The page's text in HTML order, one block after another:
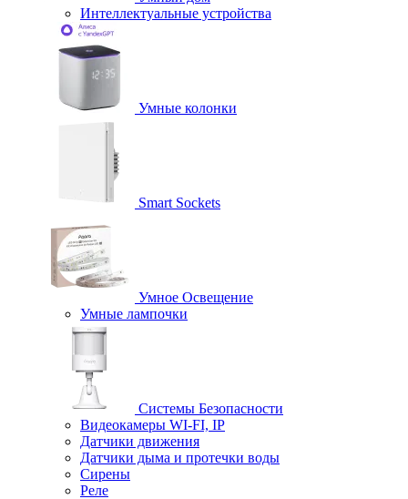
Интеллектуальные устройства
Умные колонки
Smart Sockets
Умное Освещение
Умные лампочки
Системы Безопасности
Видеокамеры WI-FI, IP
Датчики движения
Датчики дыма и протечки воды
Сирены
Реле